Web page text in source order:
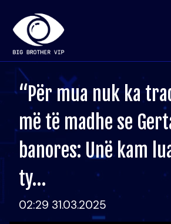
“Për mua nuk ka
më të madhe se
banores: Unë kam
ty…
02:29 31.03.2025